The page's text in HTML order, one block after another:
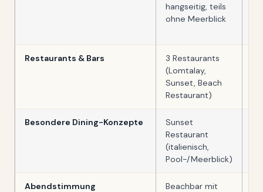
hangseitig, teils
ohne Meerblick
Restaurants & Bars
3 Restaurants
(Lomtalay,
Sunset, Beach
Restaurant)
Besondere Dining-Konzepte
Sunset
Restaurant
(italienisch,
Pool-/Meerblick)
Abendstimmung
Beachbar mit